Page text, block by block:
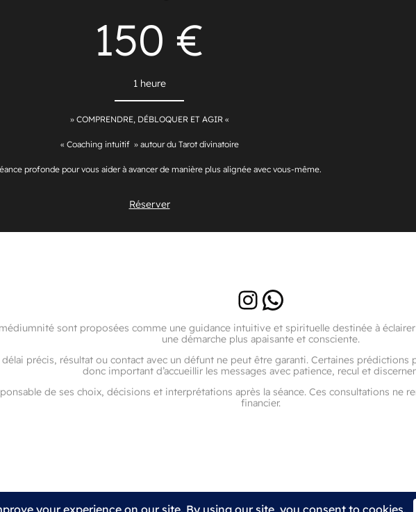
150 €
1 heure
» COMPRENDRE, DÉBLOQUER ET AGIR «
« Coaching intuitif » autour du Tarot divinatoire
profonde pour vous aider à avancer de manière plus alignée avec vous-même.
Réserver
Instagram
WhatsApp
sont proposées comme une guidance intuitive et spirituelle destinée à
une démarche plus apaisante et consciente.
précis, résultat ou contact avec un défunt ne peut être garanti. Certaines
donc important d’accueillir les messages avec patience, recul et
de ses choix, décisions et interprétations après la séance. Ces consultations ne
financier.